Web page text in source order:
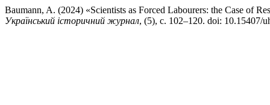
Baumann, A. (2024) «Scientists as Forced Labourers: the Case of
Український історичний журнал, (5), с. 102–120. doi: 10.15407/